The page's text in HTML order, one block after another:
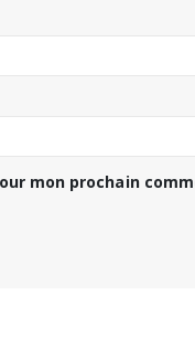
mon prochain